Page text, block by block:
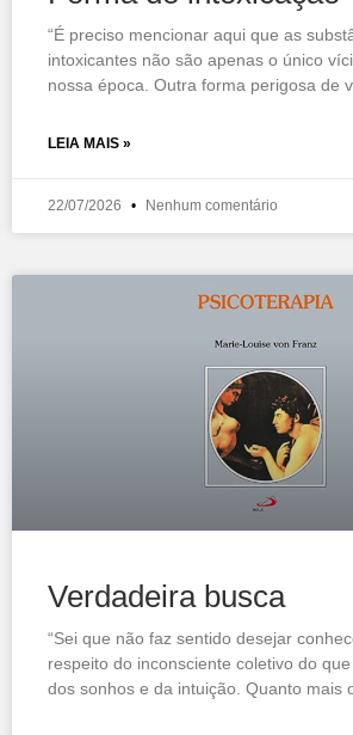
“É preciso mencionar aqui que as
intoxicantes não são apenas o único
nossa época. Outra forma perigosa de
LEIA MAIS »
22/07/2026 Nenhum comentário
Verdadeira busca
“Sei que não faz sentido desejar
respeito do inconsciente coletivo do
dos sonhos e da intuição. Quanto mais